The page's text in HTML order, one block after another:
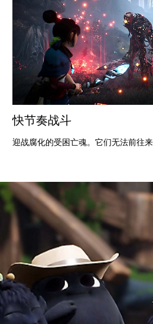
快节奏战斗
迎战腐化的受困亡魂。它们无法前往